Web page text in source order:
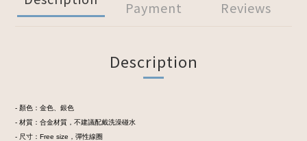
Payment
Reviews
Description
- 顏色：金色、銀色
- 材質：合金材質，不建議配戴洗澡碰水
- 尺寸：Free size，彈性線圈